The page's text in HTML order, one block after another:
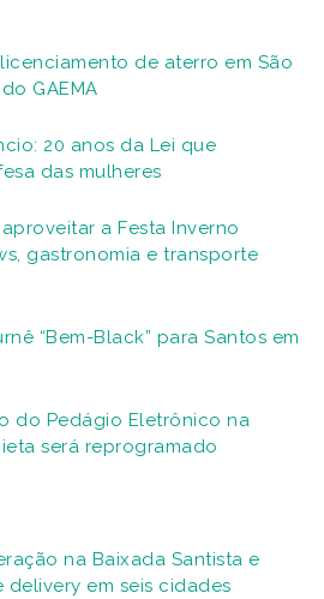
de aterro em São
GAEMA
20 anos da Lei que
das mulheres
a Festa Inverno
gastronomia e transporte
“Bem-Black” para Santos em
do Pedágio Eletrônico na
será reprogramado
na Baixada Santista e
em seis cidades